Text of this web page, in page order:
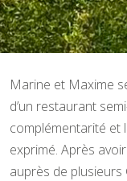
Marine et Maxime
d’un restaurant
complémentarité et
exprimé. Après
auprès de